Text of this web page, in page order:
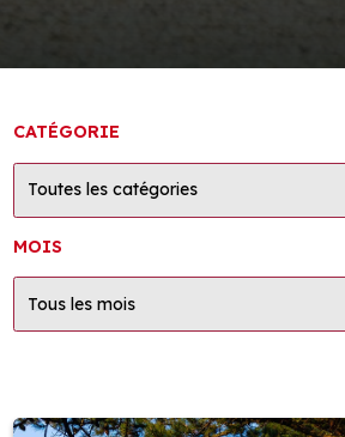
CATÉGORIE
Toutes les catégories
MOIS
Tous les mois